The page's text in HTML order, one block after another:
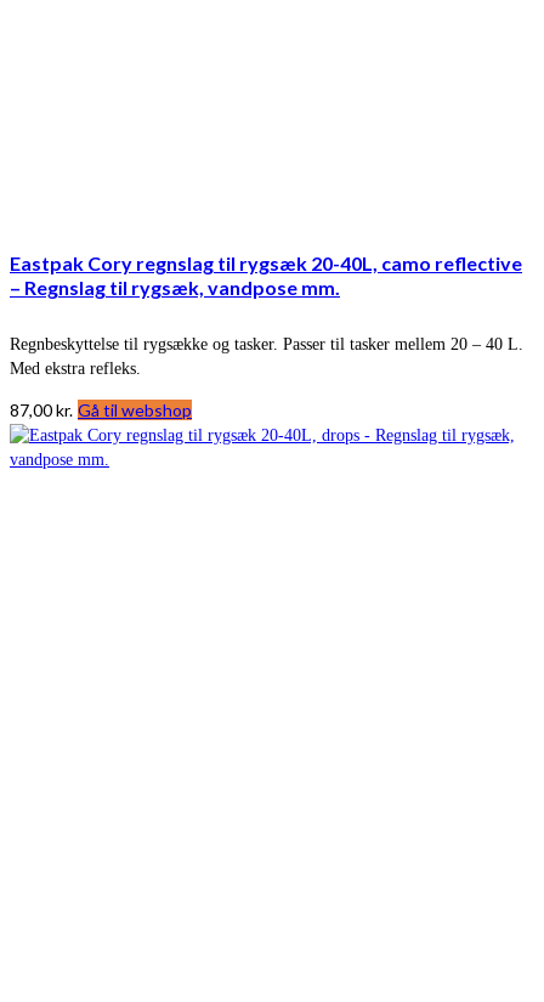
Eastpak Cory regnslag til rygsæk 20-40L, camo reflective
– Regnslag til rygsæk, vandpose mm.
Regnbeskyttelse til rygsække og tasker. Passer til tasker mellem 20 – 40 L.
Med ekstra refleks.
87,00kr. Gå til webshop